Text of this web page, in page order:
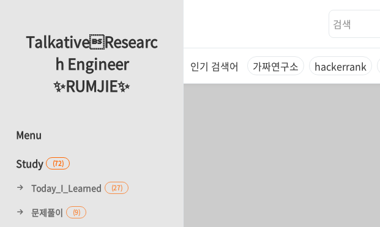
인기 검색어 가짜연구소 hackerrank
TalkativeResearc
h Engineer
✨RUMJIE✨
Menu
Study
(72)
Today_I_Learned (27)
문제풀이 (9)